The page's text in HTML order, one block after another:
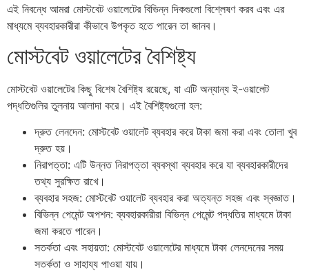
এই নিবন্ধে আমরা মোস্টবেট ওয়ালেটের বিভিন্ন দিকগুলো বিশ্লেষণ করব এবং এর
মাধ্যমে ব্যবহারকারীরা কীভাবে উপকৃত হতে পারেন তা জানব।
মোস্টবেট ওয়ালেটের বৈশিষ্ট্য
মোস্টবেট ওয়ালেটের কিছু বিশেষ বৈশিষ্ট্য রয়েছে, যা এটি অন্যান্য ই-ওয়ালেট
পদ্ধতিগুলির তুলনায় আলাদা করে। এই বৈশিষ্ট্যগুলো হল:
দ্রুত লেনদেন: মোস্টবেট ওয়ালেট ব্যবহার করে টাকা জমা করা এবং তোলা খুব
দ্রুত হয়।
নিরাপত্তা: এটি উন্নত নিরাপত্তা ব্যবস্থা ব্যবহার করে যা ব্যবহারকারীদের
তথ্য সুরক্ষিত রাখে।
ব্যবহার সহজ: মোস্টবেট ওয়ালেট ব্যবহার করা অত্যন্ত সহজ এবং স্বজ্ঞাত।
বিভিন্ন পেমেন্ট অপশন: ব্যবহারকারীরা বিভিন্ন পেমেন্ট পদ্ধতির মাধ্যমে টাকা
জমা করতে পারেন।
সতর্কতা এবং সহায়তা: মোস্টবেট ওয়ালেটের মাধ্যমে টাকা লেনদেনের সময়
সতর্কতা ও সাহায্য পাওয়া যায়।